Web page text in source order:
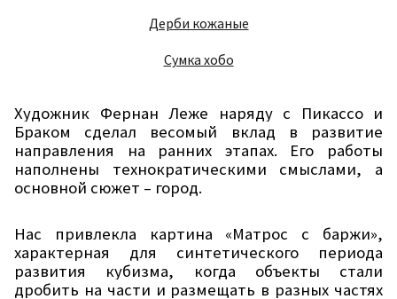
Дерби кожаные
Сумка хобо
Художник Фернан Леже наряду с Пикассо и
Браком сделал весомый вклад в развитие
направления на ранних этапах. Его работы
наполнены технократическими смыслами, а
основной сюжет – город.
Нас привлекла картина «Матрос с баржи»,
характерная для синтетического периода
развития кубизма, когда объекты стали
дробить на части и размещать в разных частях